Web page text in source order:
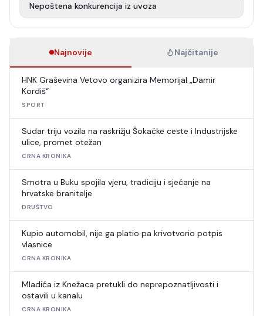
Nepoštena konkurencija iz uvoza
Najnovije Najčitanije
HNK Graševina Vetovo organizira Memorijal „Damir
Kordiš“
SPORT
Sudar triju vozila na raskrižju Šokačke ceste i Industrijske
ulice, promet otežan
CRNA KRONIKA
Smotra u Buku spojila vjeru, tradiciju i sjećanje na
hrvatske branitelje
DRUŠTVO
Kupio automobil, nije ga platio pa krivotvorio potpis
vlasnice
CRNA KRONIKA
Mladića iz Knežaca pretukli do neprepoznatljivosti i
ostavili u kanalu
CRNA KRONIKA